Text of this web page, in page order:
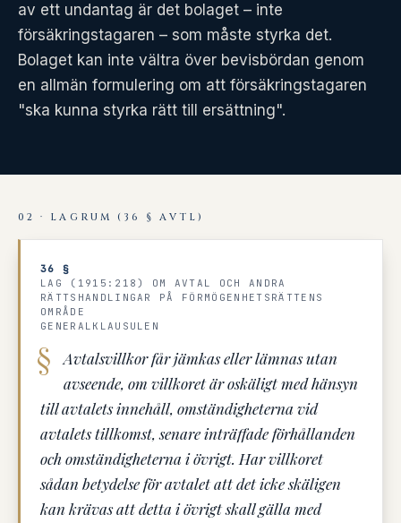
av ett undantag är det bolaget – inte
försäkringstagaren – som måste styrka det.
Bolaget kan inte vältra över bevisbördan genom
en allmän formulering om att försäkringstagaren
"ska kunna styrka rätt till ersättning".
02 · LAGRUM (36 § AVTL)
36 §
LAG (1915:218) OM AVTAL OCH ANDRA
RÄTTSHANDLINGAR PÅ FÖRMÖGENHETSRÄTTENS
OMRÅDE
GENERALKLAUSULEN
Avtalsvillkor får jämkas eller lämnas utan
avseende, om villkoret är oskäligt med hänsyn
till avtalets innehåll, omständigheterna vid
avtalets tillkomst, senare inträffade förhållanden
och omständigheterna i övrigt. Har villkoret
sådan betydelse för avtalet att det icke skäligen
kan krävas att detta i övrigt skall gälla med